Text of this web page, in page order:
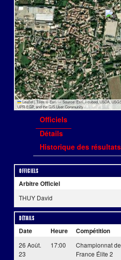
Leaflet|Tiles © Esri — Source: Esri, i-cubed, USDA,
UPR-EGP, and the GIS User Community
Officiels
Détails
Historique des résultats
Officiels
Arbitre Officiel
THUY David
Détails
Date Heure Compétition
26 Août.
23
17:00
Championnat de
France Élite 2